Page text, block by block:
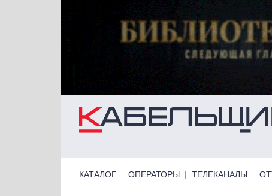
КАТАЛОГ ОПЕРАТОРЫ ТЕЛЕКАНАЛЫ